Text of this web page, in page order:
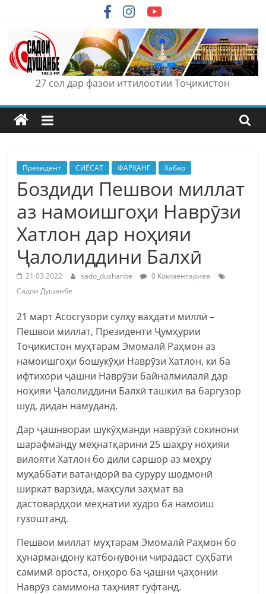
content
27 сол дар фазои иттилоотии Тоҷикистон
Президент СИЁСАТ ФАРҲАНГ Хабар
Боздиди Пешвои миллат
аз намоишгоҳи Наврӯзи
Хатлон дар ноҳияи
Ҷалолиддини Балхӣ
21.03.2022 sado_dushanbe
0 Комментариев
Садои Душанбе
21 март Асосгузори сулҳу ваҳдати миллӣ –
Пешвои миллат, Президенти Ҷумҳурии
Тоҷикистон муҳтарам Эмомалӣ Раҳмон аз
намоишгоҳи бошукӯҳи Наврӯзи Хатлон, ки ба
ифтихори ҷашни Наврӯзи байналмилалӣ дар
ноҳияи Ҷалолиддини Балхӣ ташкил ва баргузор
шуд, дидан намуданд.
Дар ҷашнвораи шукӯҳманди наврӯзӣ сокинони
шарафманду меҳнатқарини 25 шаҳру ноҳияи
вилояти Хатлон бо дили саршор аз меҳру
муҳаббати ватандорӣ ва суруру шодмонӣ
ширкат варзида, маҳсули заҳмат ва
дастовардҳои меҳнатии худро ба намоиш
гузоштанд.
Пешвои миллат муҳтарам Эмомалӣ Раҳмон бо
ҳунармандону катбонувони чирадаст суҳбати
самимӣ ороста, онҳоро ба ҷашни ҷаҳонии
Наврӯз самимона таҳният гуфтанд.